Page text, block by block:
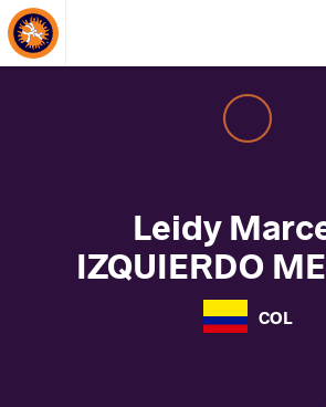
About Events
Leidy
IZQUIERDO
COL